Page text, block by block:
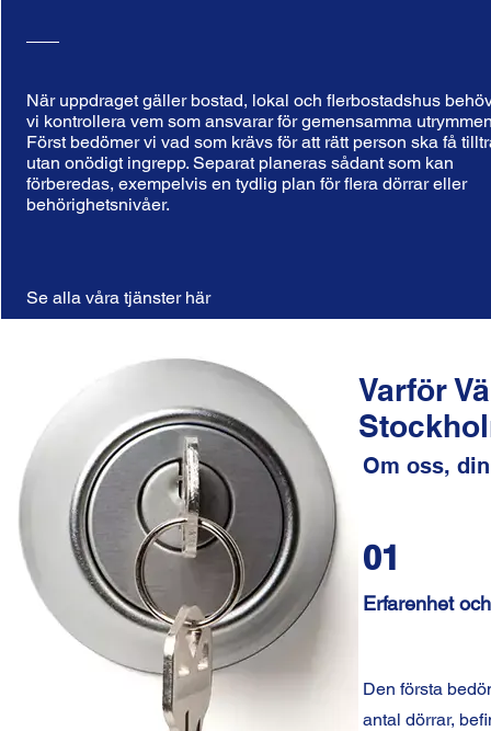
När uppdraget gäller bostad, lokal och flerbostadshus
vi kontrollera vem som ansvarar för gemensamma
Först bedömer vi vad som krävs för att rätt person ska få
utan onödigt ingrepp. Separat planeras sådant som kan
förberedas, exempelvis en tydlig plan för flera dörrar eller
behörighetsnivåer.
Se alla våra tjänster här
Varför
Om oss,
01
Erfarenhet
Den första
antal dörrar,